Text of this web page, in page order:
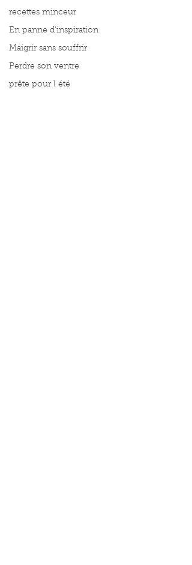
recettes minceur
En panne d'inspiration
Maigrir sans souffrir
Perdre son ventre
prête pour l été